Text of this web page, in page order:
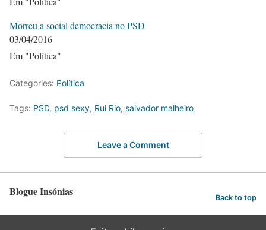
Morreu a social democracia no PSD
03/04/2016
Em "Política"
Categories: Política
Tags: PSD, psd sexy, Rui Rio, salvador malheiro
Leave a Comment
Blogue Insónias Back to top